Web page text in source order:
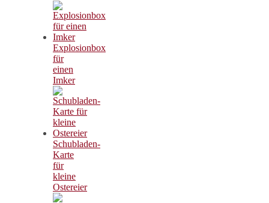
Explosionbox
für
einen
Imker
Schubladen-
Karte
für
kleine
Ostereier